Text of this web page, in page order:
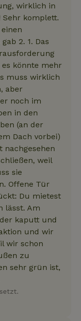
wirklich in
Sehr komplett.
2. 1. Das
könnte mehr
muss wirklich
aber
noch im
in den
(an der
Dach vorbei)
nachgesehen
weil
sie
Offene Tür
Du mietest
lässt. Am
kaputt und
und wir
wir schon
zu
sehr grün ist,